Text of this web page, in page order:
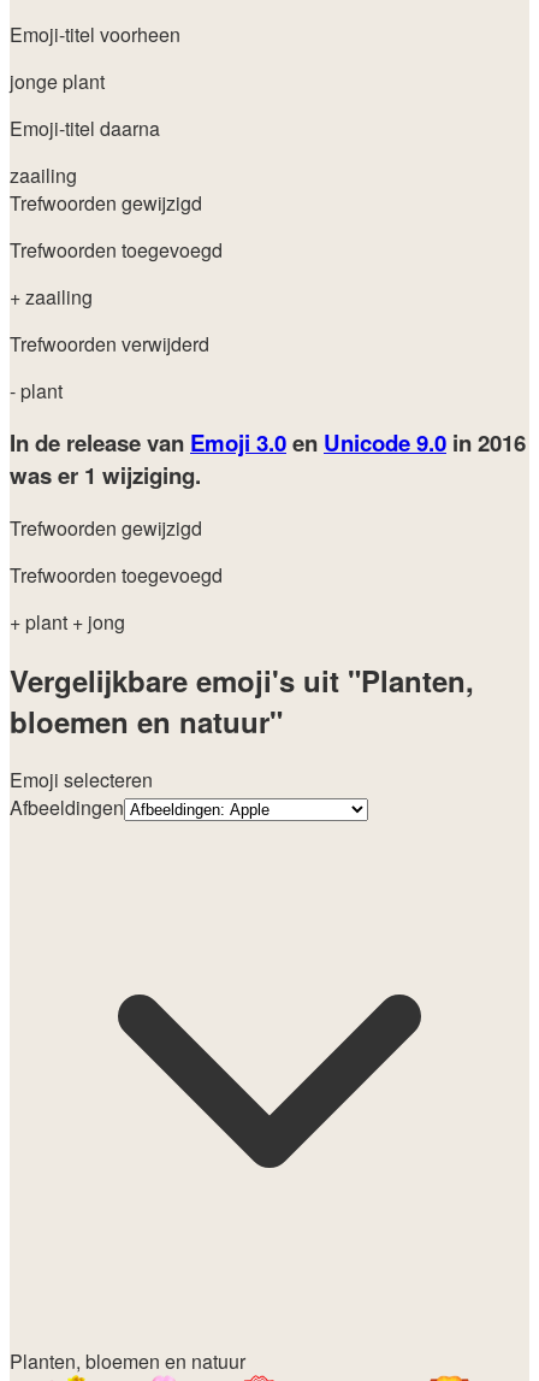
Emoji-titel voorheen
jonge plant
Emoji-titel daarna
zaailing
Trefwoorden gewijzigd
Trefwoorden toegevoegd
+ zaailing
Trefwoorden verwijderd
- plant
In de release van Emoji 3.0en Unicode 9.0 in 2016
was er 1 wijziging.
Trefwoorden gewijzigd
Trefwoorden toegevoegd
+ plant + jong
Vergelijkbare emoji's uit "Planten,
bloemen en natuur"
Emoji selecteren
Afbeeldingen
Planten, bloemen en natuur